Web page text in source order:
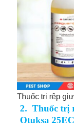
Thuốc trị rệp
2. Thuốc trị
Otuksa 25EC